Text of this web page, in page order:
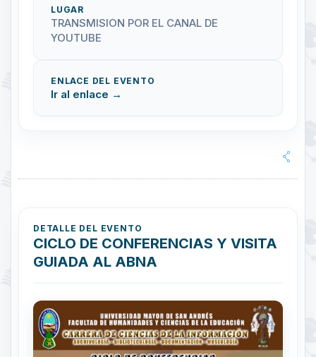
LUGAR
TRANSMISION POR EL CANAL DE
YOUTUBE
ENLACE DEL EVENTO
Ir al enlace →
DETALLE DEL EVENTO
CICLO DE CONFERENCIAS Y VISITA
GUIADA AL ABNA